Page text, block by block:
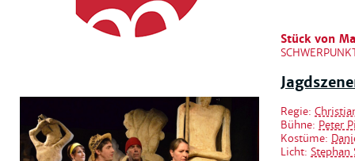
Stück von
Regie:
Bühne: Peter
Kostüme:
Licht: Stephan